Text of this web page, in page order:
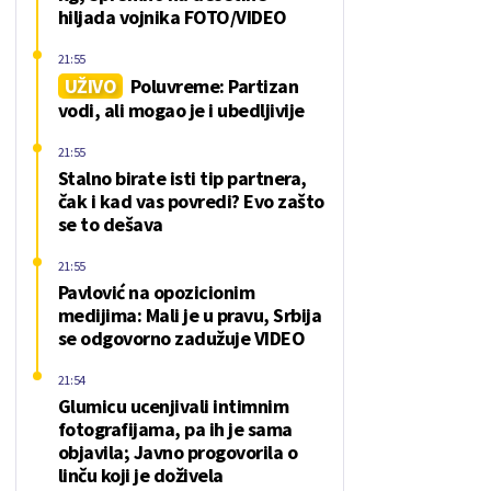
hiljada vojnika FOTO/VIDEO
UŽIVO
Poluvreme: Partizan
vodi, ali mogao je i ubedljivije
21:55
Stalno birate isti tip partnera,
čak i kad vas povredi? Evo zašto
se to dešava
21:55
Pavlović na opozicionim
medijima: Mali je u pravu, Srbija
se odgovorno zadužuje VIDEO
21:55
Glumicu ucenjivali intimnim
fotografijama, pa ih je sama
objavila; Javno progovorila o
linču koji je doživela
21:54